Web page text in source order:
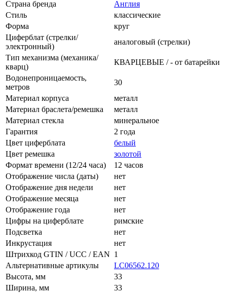
Страна бренда
Англия
Стиль
классические
Форма
круг
Циферблат (стрелки/
электронный)
аналоговый (стрелки)
Тип механизма (механика/
кварц)
КВАРЦЕВЫЕ / - от батарейки
Водонепроницаемость,
метров
30
Материал корпуса
металл
Материал браслета/ремешка
металл
Материал стекла
минеральное
Гарантия
2 года
Цвет циферблата
белый
Цвет ремешка
золотой
Формат времени (12/24 часа)
12 часов
Отображение числа (даты)
нет
Отображение дня недели
нет
Отображение месяца
нет
Отображение года
нет
Цифры на циферблате
римские
Подсветка
нет
Инкрустация
нет
Штрихкод GTIN / UCC / EAN 1
Альтернативные артикулы
LC06562.120
Высота, мм
33
Ширина, мм
33